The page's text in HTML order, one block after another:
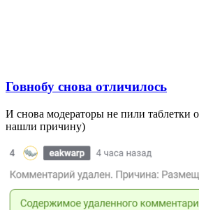
Говнобу снова отличилось
И снова модераторы не пили таблетки
нашли причину)